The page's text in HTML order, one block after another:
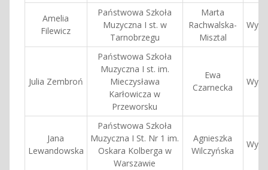
Amelia
Filewicz
Państwowa Szkoła
Muzyczna I st. w
Tarnobrzegu
Marta
Rachwalska-
Misztal
Julia Zembroń
Państwowa Szkoła
Muzyczna I st. im.
Mieczysława
Karłowicza w
Przeworsku
Ewa
Czarnecka
Jana
Lewandowska
Państwowa Szkoła
Muzyczna I St. Nr 1 im.
Oskara Kolberga w
Warszawie
Agnieszka
Wilczyńska